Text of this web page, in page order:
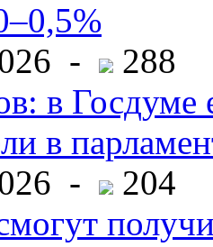
-
288
в Госдуме
в
-
204